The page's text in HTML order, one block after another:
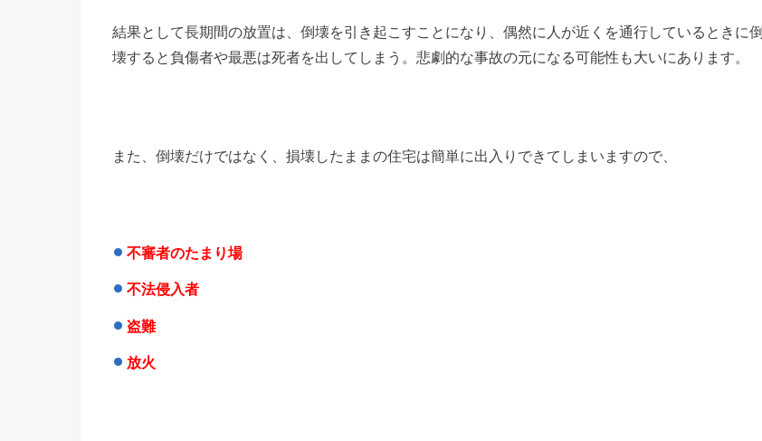
結果として長期間の放置は、倒壊を引き起こすことになり、偶然に人が近くを通行しているときに倒
壊すると負傷者や最悪は死者を出してしまう。悲劇的な事故の元になる可能性も大いにあります。
また、倒壊だけではなく、損壊したままの住宅は簡単に出入りできてしまいますので、
不審者のたまり場
不法侵入者
盗難
放火